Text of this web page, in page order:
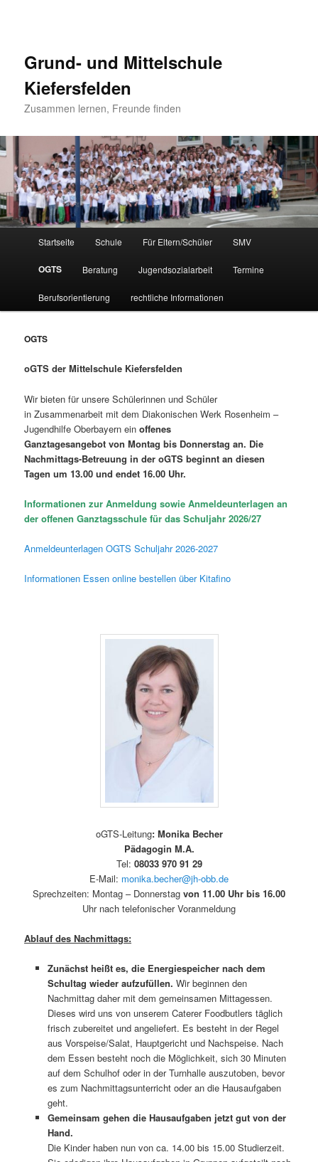
Grund- und Mittelschule
Kiefersfelden
Zusammen lernen, Freunde finden
Zum
Inhalt
wechseln
Startseite Schule Für Eltern/Schüler SMV
OGTS Beratung Jugendsozialarbeit Termine
Berufsorientierung rechtliche Informationen
OGTS
oGTS der Mittelschule Kiefersfelden
Wir bieten für unsere Schülerinnen und Schüler
in Zusammenarbeit mit dem Diakonischen Werk Rosenheim –
Jugendhilfe Oberbayern ein offenes
Ganztagesangebot von Montag bis Donnerstag an. Die
Nachmittags-Betreuung in der oGTS beginnt an diesen
Tagen um 13.00 und endet 16.00 Uhr.
Informationen zur Anmeldung sowie Anmeldeunterlagen an
der offenen Ganztagsschule für das Schuljahr 2026/27
Anmeldeunterlagen OGTS Schuljahr 2026-2027
Informationen Essen online bestellen über Kitafino
oGTS-Leitung: Monika Becher
Pädagogin M.A.
Tel: 08033 970 91 29
E-Mail: monika.becher@jh-obb.de
Sprechzeiten: Montag – Donnerstag von 11.00 Uhr bis 16.00
Uhr nach telefonischer Voranmeldung
Ablauf des Nachmittags:
Zunächst heißt es, die Energiespeicher nach dem
Schultag wieder aufzufüllen. Wir beginnen den
Nachmittag daher mit dem gemeinsamen Mittagessen.
Dieses wird uns von unserem Caterer Foodbutlers täglich
frisch zubereitet und angeliefert. Es besteht in der Regel
aus Vorspeise/Salat, Hauptgericht und Nachspeise. Nach
dem Essen besteht noch die Möglichkeit, sich 30 Minuten
auf dem Schulhof oder in der Turnhalle auszutoben, bevor
es zum Nachmittagsunterricht oder an die Hausaufgaben
geht.
Gemeinsam gehen die Hausaufgaben jetzt gut von der
Hand.
Die Kinder haben nun von ca. 14.00 bis 15.00 Studierzeit.